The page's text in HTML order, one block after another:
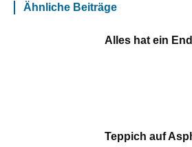
Ähnliche Beiträge
Alles hat ein
Teppich auf